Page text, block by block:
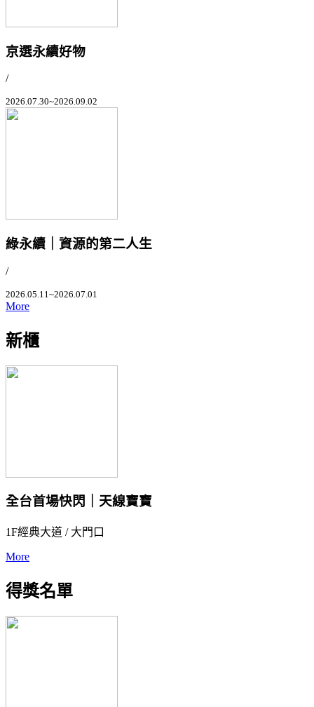
京選永續好物
/
2026.07.30~2026.09.02
綠永續｜資源的第二人生
/
2026.05.11~2026.07.01
More
新櫃
全台首場快閃｜天線寶寶
1F經典大道 / 大門口
More
得獎名單